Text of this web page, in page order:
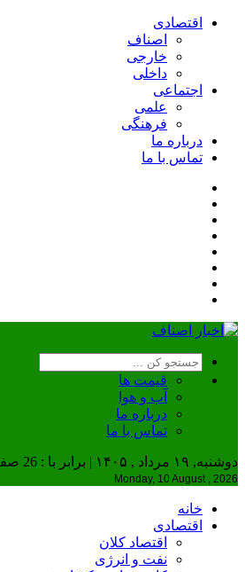
اقتصادی
اصناف
خارجی
داخلی
اجتماعی
علمی
فرهنگی
درباره ما
تماس با ما
قیمت ها
آب و هوا
درباره ما
تماس با ما
دوشنبه, ۱۹ مرداد , ۱۴۰۵ | برابر با : 26 صفر 1448
Monday, 10 August , 2026
خانه
اقتصادی
اقتصاد کلان
نفت و انرژی